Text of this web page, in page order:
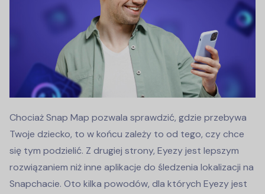
Chociaż Snap Map pozwala sprawdzić, gdzie przebywa
Twoje dziecko, to w końcu zależy to od tego, czy chce
się tym podzielić. Z drugiej strony, Eyezy jest lepszym
rozwiązaniem niż inne aplikacje do śledzenia lokalizacji na
Snapchacie. Oto kilka powodów, dla których Eyezy jest